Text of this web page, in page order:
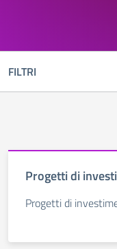
FILTRI
Progetti di
Progetti di